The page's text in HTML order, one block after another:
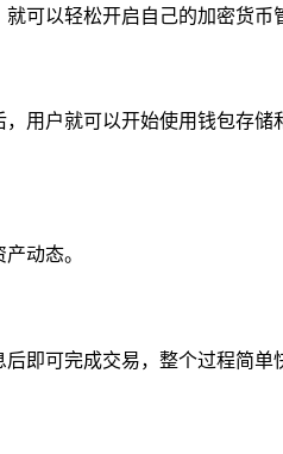
可以轻松开启自己的加密货币
用户就可以开始使用钱包存储
动态。
即可完成交易，整个过程简单